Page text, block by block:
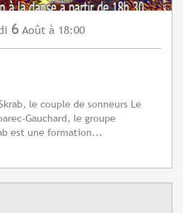
6 Août à 18:00
le couple de sonneurs Le
Gauchard, le groupe
est une formation...